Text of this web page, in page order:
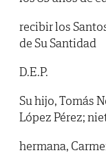
recibir los
de Su Santidad
D.E.P.
Su hijo, Tomás
López Pérez;
hermana,